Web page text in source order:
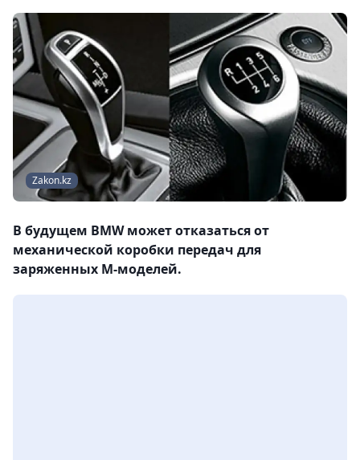
Zakon.kz
В будущем BMW может отказаться от
механической коробки передач для
заряженных М-моделей.